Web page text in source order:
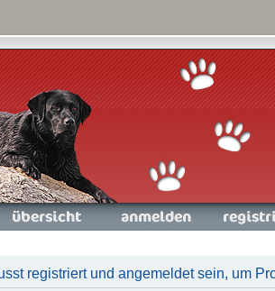
Übersicht Anmelden Registrieren
registriert und angemeldet sein, um